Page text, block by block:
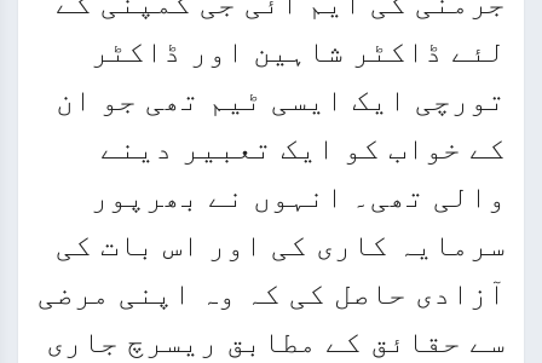
لئے ڈاکٹر شاہین اور ڈاکٹر
تورچی ایک ایسی ٹیم تھی جو ان
کے خواب کو ایک تعبیر دینے
والی تھی۔ انہوں نے بھرپور
سرمایہ کاری کی اور اس بات کی
آزادی حاصل کی کہ وہ اپنی مرضی
سے حقائق کے مطابق ریسرچ جاری